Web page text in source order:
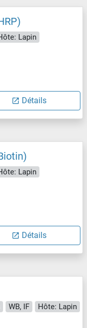
Lapin
Détails
Lapin
Détails
WB, IF
Hôte: Lapin